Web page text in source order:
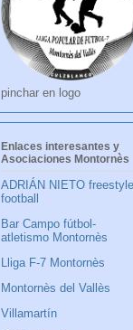
pinchar en logo
Enlaces interesantes y
Asociaciones Montornès
ADRIÁN NIETO
football
Bar Campo fútbol-
atletismo Montornès
Lliga F-7 Montornès
Montornès del Vallès
Villamartín